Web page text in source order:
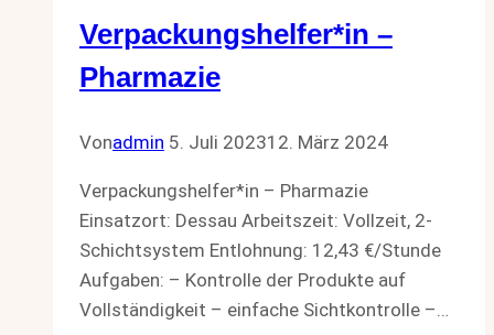
Verpackungshelfer*in –
Pharmazie
Vonadmin 5. Juli 202312. März 2024
Verpackungshelfer*in – Pharmazie
Einsatzort: Dessau Arbeitszeit: Vollzeit, 2-
Schichtsystem Entlohnung: 12,43 €/Stunde
Aufgaben: – Kontrolle der Produkte auf
Vollständigkeit – einfache Sichtkontrolle –…